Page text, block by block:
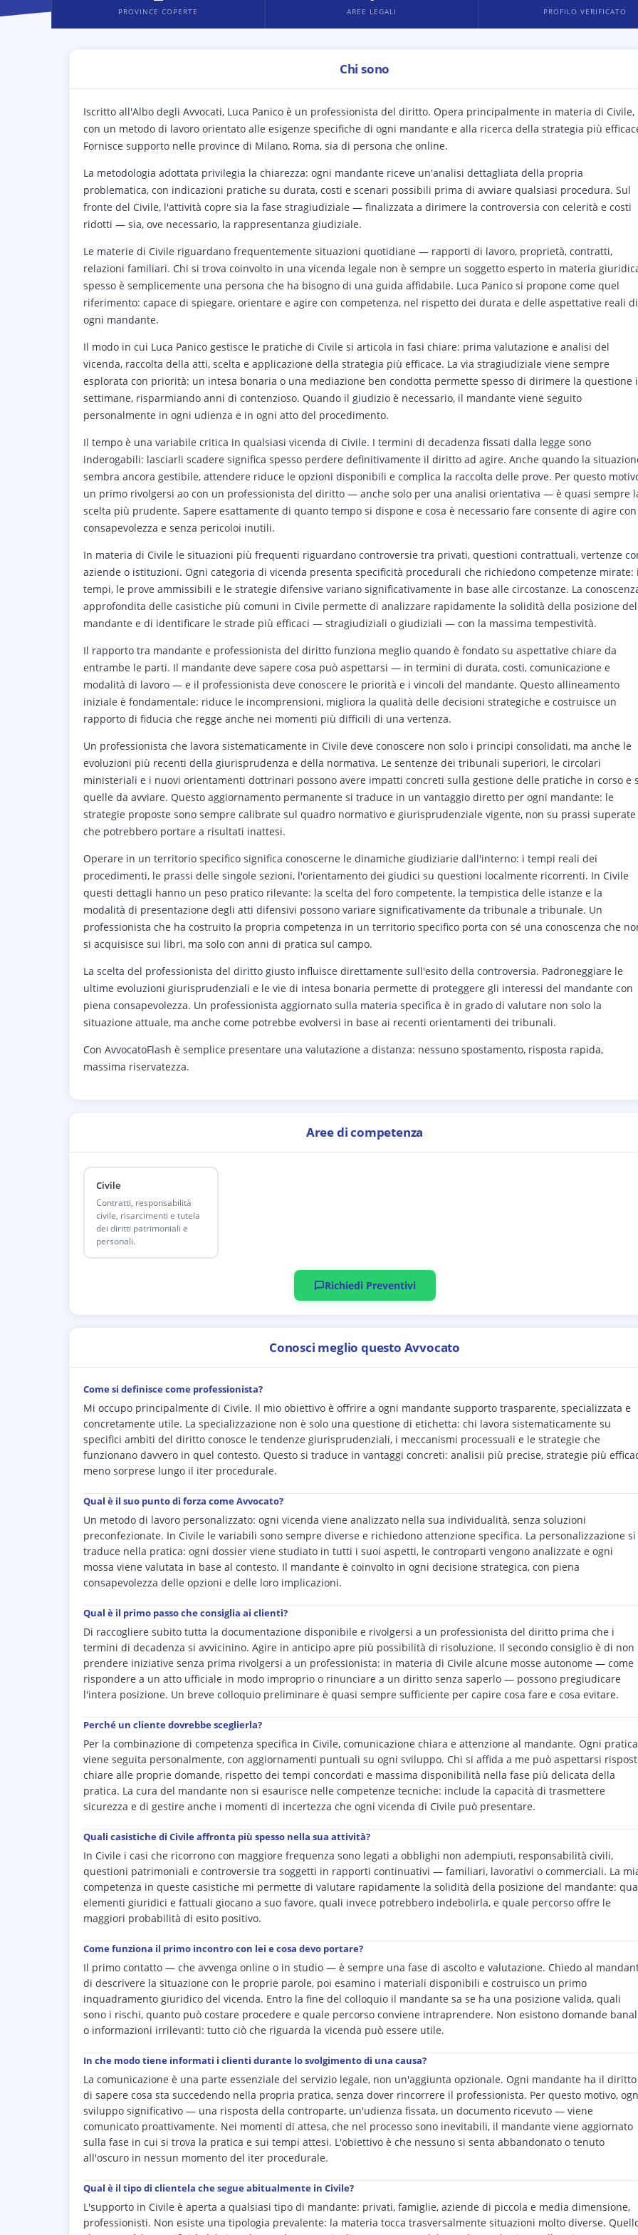
PROVINCE COPERTE AREE LEGALI PROFILO VERIFICATO
Chi sono
Iscritto all'Albo degli Avvocati, Luca Panico è un professionista del diritto. Opera principalmente in materia di Civile,
con un metodo di lavoro orientato alle esigenze specifiche di ogni mandante e alla ricerca della strategia più
Fornisce supporto nelle province di Milano, Roma, sia di persona che online.
La metodologia adottata privilegia la chiarezza: ogni mandante riceve un'analisi dettagliata della propria
problematica, con indicazioni pratiche su durata, costi e scenari possibili prima di avviare qualsiasi procedura. Sul
fronte del Civile, l'attività copre sia la fase stragiudiziale — finalizzata a dirimere la controversia con celerità e costi
ridotti — sia, ove necessario, la rappresentanza giudiziale.
Le materie di Civile riguardano frequentemente situazioni quotidiane — rapporti di lavoro, proprietà, contratti,
relazioni familiari. Chi si trova coinvolto in una vicenda legale non è sempre un soggetto esperto in materia
spesso è semplicemente una persona che ha bisogno di una guida affidabile. Luca Panico si propone come quel
riferimento: capace di spiegare, orientare e agire con competenza, nel rispetto dei durata e delle aspettative reali di
ogni mandante.
Il modo in cui Luca Panico gestisce le pratiche di Civile si articola in fasi chiare: prima valutazione e analisi del
vicenda, raccolta della atti, scelta e applicazione della strategia più efficace. La via stragiudiziale viene sempre
esplorata con priorità: un intesa bonaria o una mediazione ben condotta permette spesso di dirimere la questione
settimane, risparmiando anni di contenzioso. Quando il giudizio è necessario, il mandante viene seguito
personalmente in ogni udienza e in ogni atto del procedimento.
Il tempo è una variabile critica in qualsiasi vicenda di Civile. I termini di decadenza fissati dalla legge sono
inderogabili: lasciarli scadere significa spesso perdere definitivamente il diritto ad agire. Anche quando la
sembra ancora gestibile, attendere riduce le opzioni disponibili e complica la raccolta delle prove. Per questo
un primo rivolgersi ao con un professionista del diritto — anche solo per una analisi orientativa — è quasi sempre
scelta più prudente. Sapere esattamente di quanto tempo si dispone e cosa è necessario fare consente di agire con
consapevolezza e senza pericoloi inutili.
In materia di Civile le situazioni più frequenti riguardano controversie tra privati, questioni contrattuali, vertenze
aziende o istituzioni. Ogni categoria di vicenda presenta specificità procedurali che richiedono competenze mirate:
tempi, le prove ammissibili e le strategie difensive variano significativamente in base alle circostanze. La
approfondita delle casistiche più comuni in Civile permette di analizzare rapidamente la solidità della posizione del
mandante e di identificare le strade più efficaci — stragiudiziali o giudiziali — con la massima tempestività.
Il rapporto tra mandante e professionista del diritto funziona meglio quando è fondato su aspettative chiare da
entrambe le parti. Il mandante deve sapere cosa può aspettarsi — in termini di durata, costi, comunicazione e
modalità di lavoro — e il professionista deve conoscere le priorità e i vincoli del mandante. Questo allineamento
iniziale è fondamentale: riduce le incomprensioni, migliora la qualità delle decisioni strategiche e costruisce un
rapporto di fiducia che regge anche nei momenti più difficili di una vertenza.
Un professionista che lavora sistematicamente in Civile deve conoscere non solo i principi consolidati, ma anche le
evoluzioni più recenti della giurisprudenza e della normativa. Le sentenze dei tribunali superiori, le circolari
ministeriali e i nuovi orientamenti dottrinari possono avere impatti concreti sulla gestione delle pratiche in corso e
quelle da avviare. Questo aggiornamento permanente si traduce in un vantaggio diretto per ogni mandante: le
strategie proposte sono sempre calibrate sul quadro normativo e giurisprudenziale vigente, non su prassi superate
che potrebbero portare a risultati inattesi.
Operare in un territorio specifico significa conoscerne le dinamiche giudiziarie dall'interno: i tempi reali dei
procedimenti, le prassi delle singole sezioni, l'orientamento dei giudici su questioni localmente ricorrenti. In Civile
questi dettagli hanno un peso pratico rilevante: la scelta del foro competente, la tempistica delle istanze e la
modalità di presentazione degli atti difensivi possono variare significativamente da tribunale a tribunale. Un
professionista che ha costruito la propria competenza in un territorio specifico porta con sé una conoscenza che
si acquisisce sui libri, ma solo con anni di pratica sul campo.
La scelta del professionista del diritto giusto influisce direttamente sull'esito della controversia. Padroneggiare le
ultime evoluzioni giurisprudenziali e le vie di intesa bonaria permette di proteggere gli interessi del mandante con
piena consapevolezza. Un professionista aggiornato sulla materia specifica è in grado di valutare non solo la
situazione attuale, ma anche come potrebbe evolversi in base ai recenti orientamenti dei tribunali.
Con AvvocatoFlash è semplice presentare una valutazione a distanza: nessuno spostamento, risposta rapida,
massima riservatezza.
Aree di competenza
Civile
Contratti, responsabilità
civile, risarcimenti e tutela
dei diritti patrimoniali e
personali.
Richiedi Preventivi
Conosci meglio questo Avvocato
Come si definisce come professionista?
Mi occupo principalmente di Civile. Il mio obiettivo è offrire a ogni mandante supporto trasparente, specializzata e
concretamente utile. La specializzazione non è solo una questione di etichetta: chi lavora sistematicamente su
specifici ambiti del diritto conosce le tendenze giurisprudenziali, i meccanismi processuali e le strategie che
funzionano davvero in quel contesto. Questo si traduce in vantaggi concreti: analisii più precise, strategie più
meno sorprese lungo il iter procedurale.
Qual è il suo punto di forza come Avvocato?
Un metodo di lavoro personalizzato: ogni vicenda viene analizzato nella sua individualità, senza soluzioni
preconfezionate. In Civile le variabili sono sempre diverse e richiedono attenzione specifica. La personalizzazione si
traduce nella pratica: ogni dossier viene studiato in tutti i suoi aspetti, le controparti vengono analizzate e ogni
mossa viene valutata in base al contesto. Il mandante è coinvolto in ogni decisione strategica, con piena
consapevolezza delle opzioni e delle loro implicazioni.
Qual è il primo passo che consiglia ai clienti?
Di raccogliere subito tutta la documentazione disponibile e rivolgersi a un professionista del diritto prima che i
termini di decadenza si avvicinino. Agire in anticipo apre più possibilità di risoluzione. Il secondo consiglio è di non
prendere iniziative senza prima rivolgersi a un professionista: in materia di Civile alcune mosse autonome — come
rispondere a un atto ufficiale in modo improprio o rinunciare a un diritto senza saperlo — possono pregiudicare
l'intera posizione. Un breve colloquio preliminare è quasi sempre sufficiente per capire cosa fare e cosa evitare.
Perché un cliente dovrebbe sceglierla?
Per la combinazione di competenza specifica in Civile, comunicazione chiara e attenzione al mandante. Ogni pratica
viene seguita personalmente, con aggiornamenti puntuali su ogni sviluppo. Chi si affida a me può aspettarsi
chiare alle proprie domande, rispetto dei tempi concordati e massima disponibilità nella fase più delicata della
pratica. La cura del mandante non si esaurisce nelle competenze tecniche: include la capacità di trasmettere
sicurezza e di gestire anche i momenti di incertezza che ogni vicenda di Civile può presentare.
Quali casistiche di Civile affronta più spesso nella sua attività?
In Civile i casi che ricorrono con maggiore frequenza sono legati a obblighi non adempiuti, responsabilità civili,
questioni patrimoniali e controversie tra soggetti in rapporti continuativi — familiari, lavorativi o commerciali. La
competenza in queste casistiche mi permette di valutare rapidamente la solidità della posizione del mandante:
elementi giuridici e fattuali giocano a suo favore, quali invece potrebbero indebolirla, e quale percorso offre le
maggiori probabilità di esito positivo.
Come funziona il primo incontro con lei e cosa devo portare?
Il primo contatto — che avvenga online o in studio — è sempre una fase di ascolto e valutazione. Chiedo al
di descrivere la situazione con le proprie parole, poi esamino i materiali disponibili e costruisco un primo
inquadramento giuridico del vicenda. Entro la fine del colloquio il mandante sa se ha una posizione valida, quali
sono i rischi, quanto può costare procedere e quale percorso conviene intraprendere. Non esistono domande
o informazioni irrilevanti: tutto ciò che riguarda la vicenda può essere utile.
In che modo tiene informati i clienti durante lo svolgimento di una causa?
La comunicazione è una parte essenziale del servizio legale, non un'aggiunta opzionale. Ogni mandante ha il diritto
di sapere cosa sta succedendo nella propria pratica, senza dover rincorrere il professionista. Per questo motivo,
sviluppo significativo — una risposta della controparte, un'udienza fissata, un documento ricevuto — viene
comunicato proattivamente. Nei momenti di attesa, che nel processo sono inevitabili, il mandante viene aggiornato
sulla fase in cui si trova la pratica e sui tempi attesi. L'obiettivo è che nessuno si senta abbandonato o tenuto
all'oscuro in nessun momento del iter procedurale.
Qual è il tipo di clientela che segue abitualmente in Civile?
L'supporto in Civile è aperta a qualsiasi tipo di mandante: privati, famiglie, aziende di piccola e media dimensione,
professionisti. Non esiste una tipologia prevalente: la materia tocca trasversalmente situazioni molto diverse.